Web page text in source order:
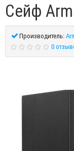
Сейф
Производитель:
0